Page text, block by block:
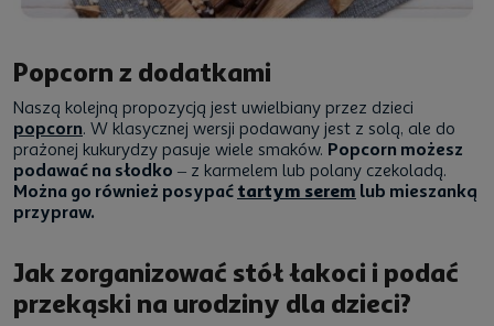
Popcorn z dodatkami
Naszą kolejną propozycją jest uwielbiany przez dzieci
popcorn. W klasycznej wersji podawany jest z solą, ale do
prażonej kukurydzy pasuje wiele smaków. Popcorn możesz
podawać na słodko – z karmelem lub polany czekoladą.
Można go również posypać tartym serem lub mieszanką
przypraw.
Jak zorganizować stół łakoci i podać
przekąski na urodziny dla dzieci?